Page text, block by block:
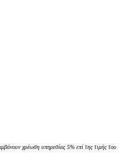
χρέωση υπηρεσίας 5% επί της τιμής του